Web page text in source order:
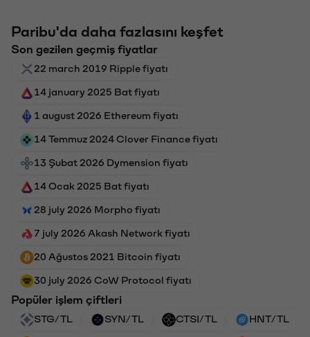
Paribu'da daha fazlasını keşfet
Son gezilen geçmiş fiyatlar
22 march 2019 Ripple fiyatı
14 january 2025 Bat fiyatı
1 august 2026 Ethereum fiyatı
14 Temmuz 2024 Clover Finance fiyatı
13 Şubat 2026 Dymension fiyatı
14 Ocak 2025 Bat fiyatı
28 july 2026 Morpho fiyatı
7 july 2026 Akash Network fiyatı
20 Ağustos 2021 Bitcoin fiyatı
30 july 2026 CoW Protocol fiyatı
Popüler işlem çiftleri
STG/TL SYN/TL CTSI/TL HNT/TL